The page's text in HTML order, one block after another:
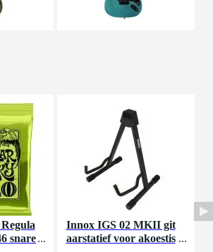
snare
Innox IGS 02 MKII git
aarstatief voor akoestis